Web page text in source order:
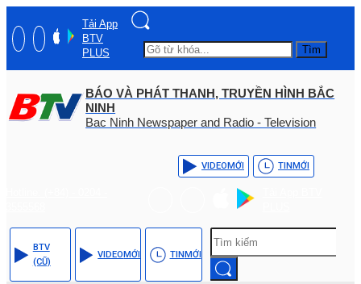
Tải App
BTV
PLUS
Tìm
BÁO VÀ PHÁT THANH, TRUYỀN HÌNH BẮC
NINH
Bac Ninh Newspaper and Radio - Television
VIDEOMỚI TINMỚI
BTV
(CŨ)
VIDEOMỚI TINMỚI